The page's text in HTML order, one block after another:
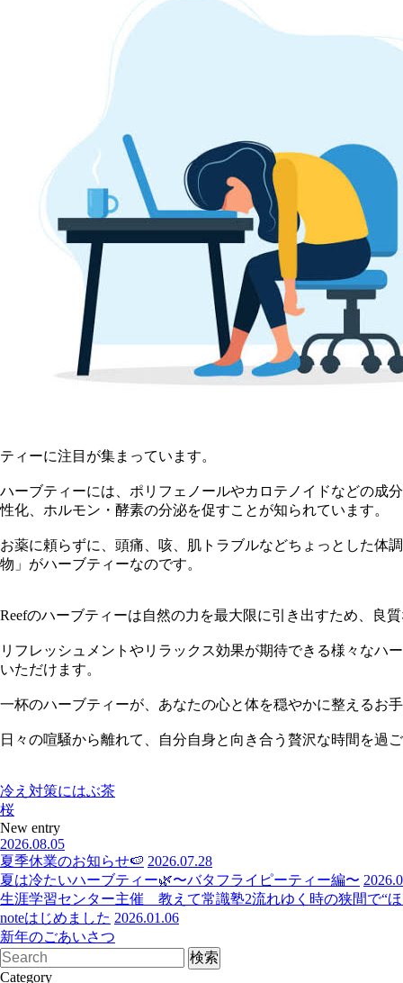
ティーに注目が集まっています。
ハーブティーには、ポリフェノールやカロテノイドなどの成
性化、ホルモン・酵素の分泌を促すことが知られています。
お薬に頼らずに、頭痛、咳、肌トラブルなどちょっとした体
物」がハーブティーなのです。
Reefのハーブティーは自然の力を最大限に引き出すため、良
リフレッシュメントやリラックス効果が期待できる様々なハ
いただけます。
一杯のハーブティーが、あなたの心と体を穏やかに整えるお
日々の喧騒から離れて、自分自身と向き合う贅沢な時間を過
冷え対策にはぶ茶
桜
New entry
2026.08.05
夏季休業のお知らせ🍉 2026.07.28
夏は冷たいハーブティー🌿〜バタフライピーティー編〜
生涯学習センター主催 教えて常識塾2流れゆく時の狭間で“
noteはじめました 2026.01.06
新年のごあいさつ
Category